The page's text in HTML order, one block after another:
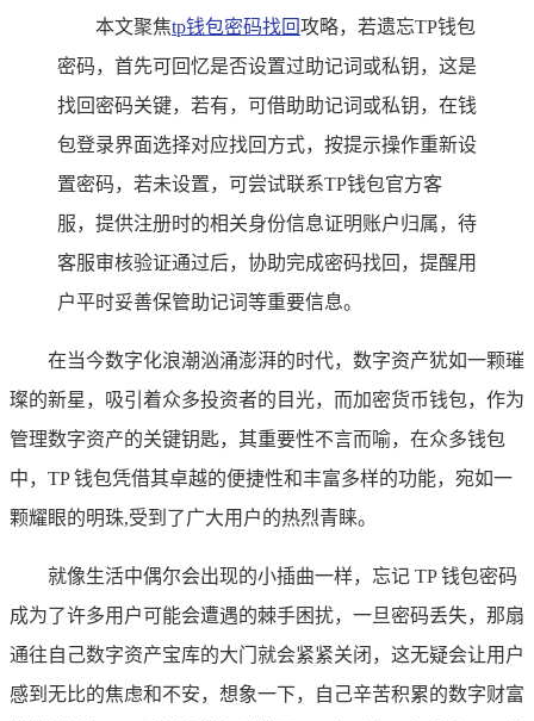
本文聚焦tp钱包密码找回攻略，若遗忘TP钱包
密码，首先可回忆是否设置过助记词或私钥，这是
找回密码关键，若有，可借助助记词或私钥，在钱
包登录界面选择对应找回方式，按提示操作重新设
置密码，若未设置，可尝试联系TP钱包官方客
服，提供注册时的相关身份信息证明账户归属，待
客服审核验证通过后，协助完成密码找回，提醒用
户平时妥善保管助记词等重要信息。
在当今数字化浪潮汹涌澎湃的时代，数字资产犹如一颗璀
璨的新星，吸引着众多投资者的目光，而加密货币钱包，作为
管理数字资产的关键钥匙，其重要性不言而喻，在众多钱包
中，TP 钱包凭借其卓越的便捷性和丰富多样的功能，宛如一
颗耀眼的明珠,受到了广大用户的热烈青睐。
就像生活中偶尔会出现的小插曲一样，忘记 TP 钱包密码
成为了许多用户可能会遭遇的棘手困扰，一旦密码丢失，那扇
通往自己数字资产宝库的大门就会紧紧关闭，这无疑会让用户
感到无比的焦虑和不安，想象一下，自己辛苦积累的数字财富